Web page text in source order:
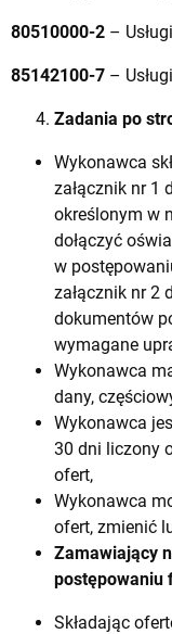
80510000-2 –
85142100-7 –
Zadania po
Wykonawca
załącznik nr 1
określonym w
dołączyć
w
załącznik nr 2
dokumentów
wymagane
Wykonawca
dany,
Wykonawca
30 dni liczony
ofert,
Wykonawca
ofert, zmienić
Zamawiający
postępowaniu
Składając